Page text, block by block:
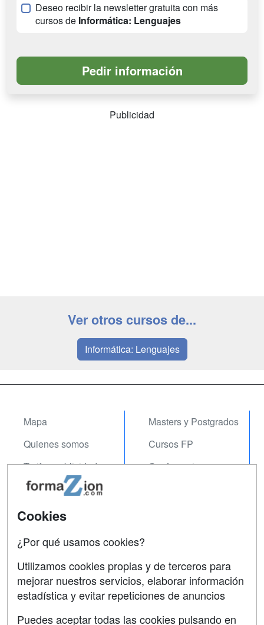
Deseo recibir la newsletter gratuita con más
cursos de Informática: Lenguajes
Publicidad
Ver otros cursos de...
Informática: Lenguajes
Mapa
Quienes somos
Tarifas publicidad
Acceso Usuarios
Acceso Centros
Masters y Postgrados
Cursos FP
Conferencias
Contactar
Confidencialidad
Aviso legal
Cookies
¿Por qué usamos cookies?
Utilizamos cookies propias y de terceros para
mejorar nuestros servicios, elaborar información
estadística y evitar repeticiones de anuncios
Puedes aceptar todas las cookies pulsando en